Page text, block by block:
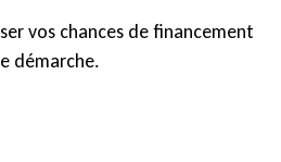
vos chances de financement
démarche.